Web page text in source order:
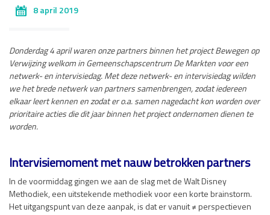
8 april 2019
Donderdag 4 april waren onze partners binnen het project Bewegen op
Verwijzing welkom in Gemeenschapscentrum De Markten voor een
netwerk- en intervisiedag. Met deze netwerk- en intervisiedag wilden
we het brede netwerk van partners samenbrengen, zodat iedereen
elkaar leert kennen en zodat er o.a. samen nagedacht kon worden over
prioritaire acties die dit jaar binnen het project ondernomen dienen te
worden.
Intervisiemoment met nauw betrokken partners
In de voormiddag gingen we aan de slag met de Walt Disney
Methodiek, een uitstekende methodiek voor een korte brainstorm.
Het uitgangspunt van deze aanpak, is dat er vanuit ≠ perspectieven